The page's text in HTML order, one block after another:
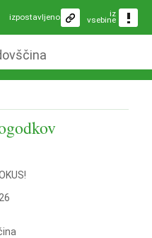
iz
vsebine
izpostavljeno